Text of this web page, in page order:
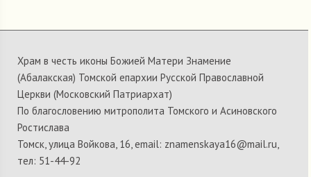
Храм в честь иконы Божией Матери Знамение
(Абалакская) Томской епархии Русской Православной
Церкви (Московский Патриархат)
По благословению митрополита Томского и Асиновского
Ростислава
Томск, улица Войкова, 16, email: znamenskaya16@mail.ru,
тел: 51-44-92